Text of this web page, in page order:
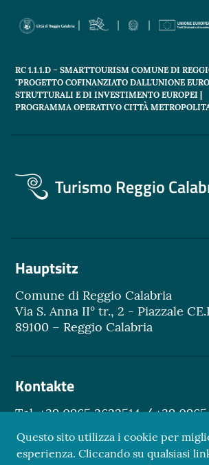
RC 1.1.1.D – SMARTTOURISM COMUNE DI
"PROGETTO COFINANZIATO DALL'UNIONE
STRUTTURALI E DI INVESTIMENTO EUROPEI |
PROGRAMMA OPERATIVO CITTÀ
Turismo Reggio
Hauptsitz
Comune di Reggio Calabria
Via S. Anna II° tr., 2 - Piazzale
89100 – Reggio Calabria
Kontakte
Tel. +39 0965 3622514 / +39
turismo@reggiocal.it
Questo sito utilizza i cookie per
esperienza. Cliccando su qualsiasi